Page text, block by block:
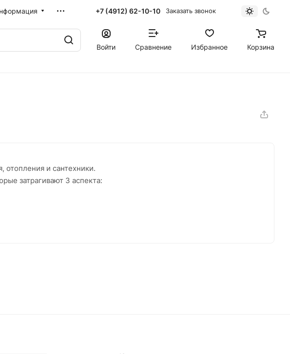
+7 (4912) 62-10-10 Заказать звонок
Войти Сравнение Избранное Корзина
отопления и сантехники.
затрагивают 3 аспекта: